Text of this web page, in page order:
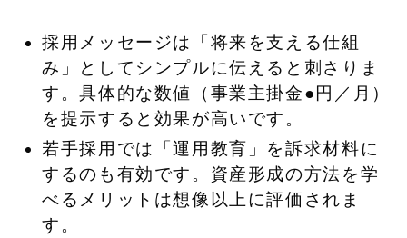
採用メッセージは「将来を支える仕組
み」としてシンプルに伝えると刺さりま
す。具体的な数値（事業主掛金●円／月）
を提示すると効果が高いです。
若手採用では「運用教育」を訴求材料に
するのも有効です。資産形成の方法を学
べるメリットは想像以上に評価されま
す。